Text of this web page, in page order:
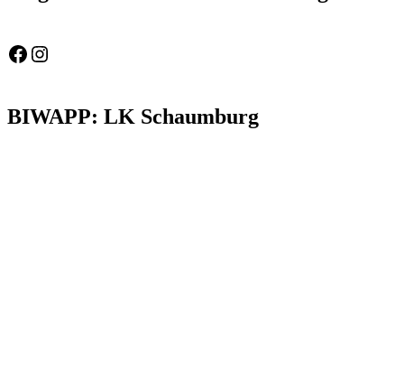
Feuerwehr Gemeinde Wölpinghausen
fw_gemeinde_woelpinghausen
BIWAPP: LK Schaumburg